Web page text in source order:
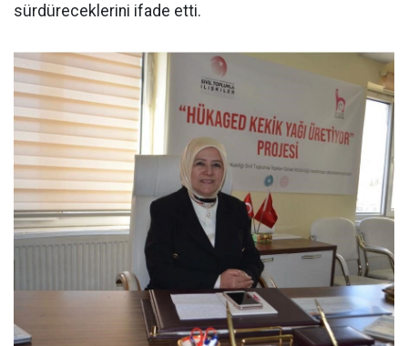
sürdüreceklerini ifade etti.